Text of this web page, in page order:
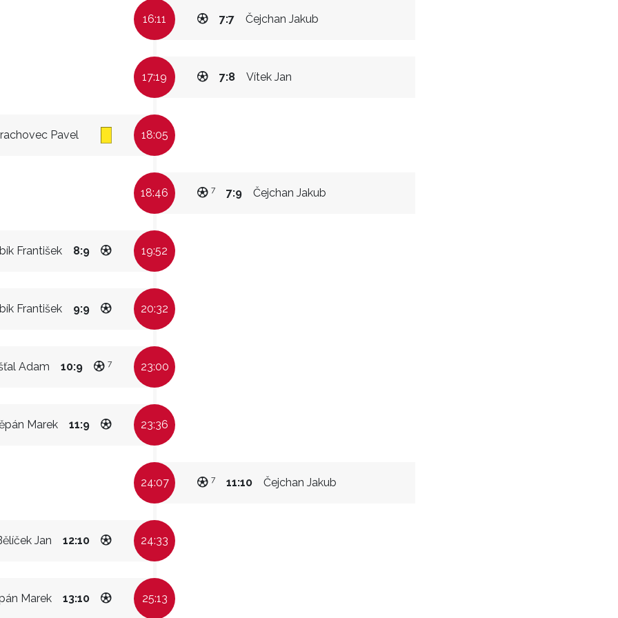
16:11 Čejchan Jakub
7:7
17:19 Vítek Jan
7:8
Pavel 18:05
18:46 Čejchan Jakub
7:9
7
František 8:9 19:52
František 9:9 20:32
Adam 10:9 7 23:00
Marek 11:9 23:36
24:07 Čejchan Jakub
11:10
7
Jan 12:10 24:33
Marek 13:10 25:13